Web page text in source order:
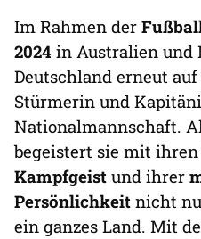
Im Rahmen der
2024 in Australien und
Deutschland erneut auf
Stürmerin und
Nationalmannschaft.
begeistert sie mit
Kampfgeist und ihrer
Persönlichkeit nicht
ein ganzes Land. Mit